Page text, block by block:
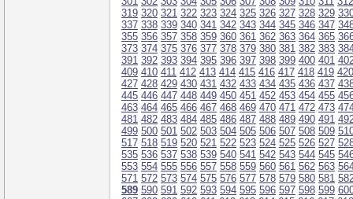
319 320 321 322 323 324 325 326 327 328 329
337 338 339 340 341 342 343 344 345 346 347
355 356 357 358 359 360 361 362 363 364 365
373 374 375 376 377 378 379 380 381 382 383
391 392 393 394 395 396 397 398 399 400 401
409 410 411 412 413 414 415 416 417 418 419 420
427 428 429 430 431 432 433 434 435 436 437
445 446 447 448 449 450 451 452 453 454 455
463 464 465 466 467 468 469 470 471 472 473
481 482 483 484 485 486 487 488 489 490 491
499 500 501 502 503 504 505 506 507 508 509
517 518 519 520 521 522 523 524 525 526 527
535 536 537 538 539 540 541 542 543 544 545
553 554 555 556 557 558 559 560 561 562 563
571 572 573 574 575 576 577 578 579 580 581
589 590 591 592 593 594 595 596 597 598 599